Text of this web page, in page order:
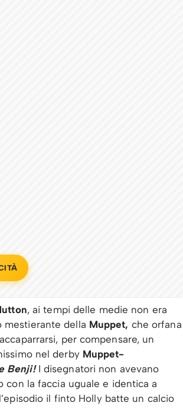
, ai tempi delle medie non era
mestierante della Muppet, che orfana
per compensare, un
nel derby Muppet-
Benji! I disegnatori non avevano
con la faccia uguale e identica a
il finto Holly batte un calcio